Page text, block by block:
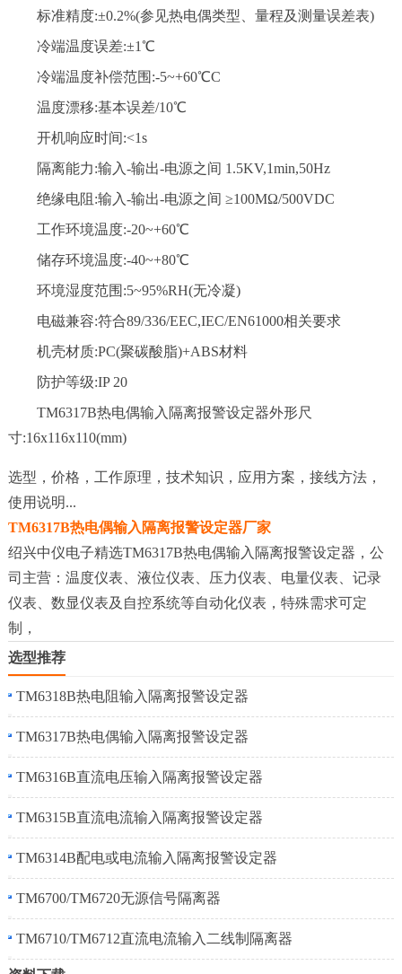
标准精度:±0.2%(参见热电偶类型、量程及测量误差表)
冷端温度误差:±1℃
冷端温度补偿范围:-5~+60℃C
温度漂移:基本误差/10℃
开机响应时间:<1s
隔离能力:输入-输出-电源之间 1.5KV,1min,50Hz
绝缘电阻:输入-输出-电源之间 ≥100MΩ/500VDC
工作环境温度:-20~+60℃
储存环境温度:-40~+80℃
环境湿度范围:5~95%RH(无冷凝)
电磁兼容:符合89/336/EEC,IEC/EN61000相关要求
机壳材质:PC(聚碳酸脂)+ABS材料
防护等级:IP 20
TM6317B热电偶输入隔离报警设定器外形尺
寸:16x116x110(mm)
选型，价格，工作原理，技术知识，应用方案，接线方法，
使用说明...
TM6317B热电偶输入隔离报警设定器厂家
绍兴中仪电子精选TM6317B热电偶输入隔离报警设定器，公
司主营：温度仪表、液位仪表、压力仪表、电量仪表、记录
仪表、数显仪表及自控系统等自动化仪表，特殊需求可定
制，
选型推荐
TM6318B热电阻输入隔离报警设定器
TM6317B热电偶输入隔离报警设定器
TM6316B直流电压输入隔离报警设定器
TM6315B直流电流输入隔离报警设定器
TM6314B配电或电流输入隔离报警设定器
TM6700/TM6720无源信号隔离器
TM6710/TM6712直流电流输入二线制隔离器